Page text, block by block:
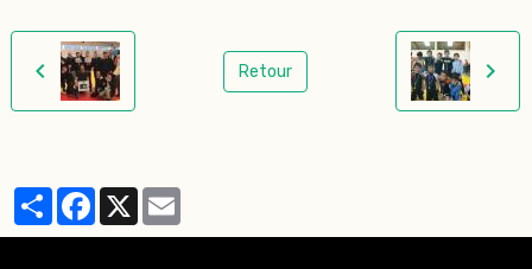
Retour
PartagerFacebook
X